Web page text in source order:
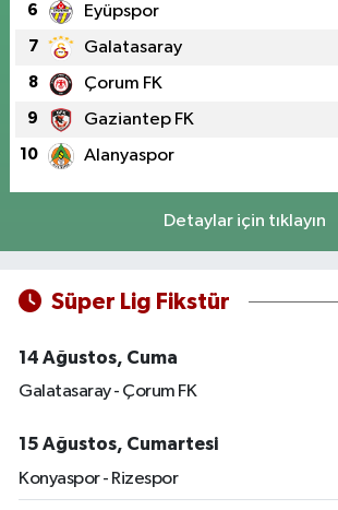
6 Eyüpspor
7 Galatasaray
8 Çorum FK
9 Gaziantep FK
10 Alanyaspor
Detaylar için tıklayın
Süper Lig Fikstür
14 Ağustos, Cuma
Galatasaray - Çorum FK
15 Ağustos, Cumartesi
Konyaspor - Rizespor